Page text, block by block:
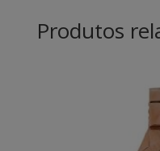
Produtos